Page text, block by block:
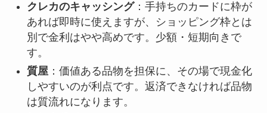
クレカのキャッシング：手持ちのカードに枠が
あれば即時に使えますが、ショッピング枠とは
別で金利はやや高めです。少額・短期向きで
す。
質屋 ：価値ある品物を担保に、その場で現金化
しやすいのが利点です。返済できなければ品物
は質流れになります。